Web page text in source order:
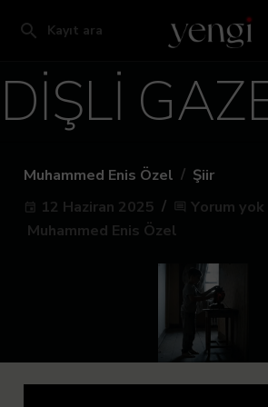
Kayıt ara
DİŞLİ
Muhammed Enis Özel / Şiir
event 12 Haziran 2025 comment Yorum yok
Muhammed Enis Özel